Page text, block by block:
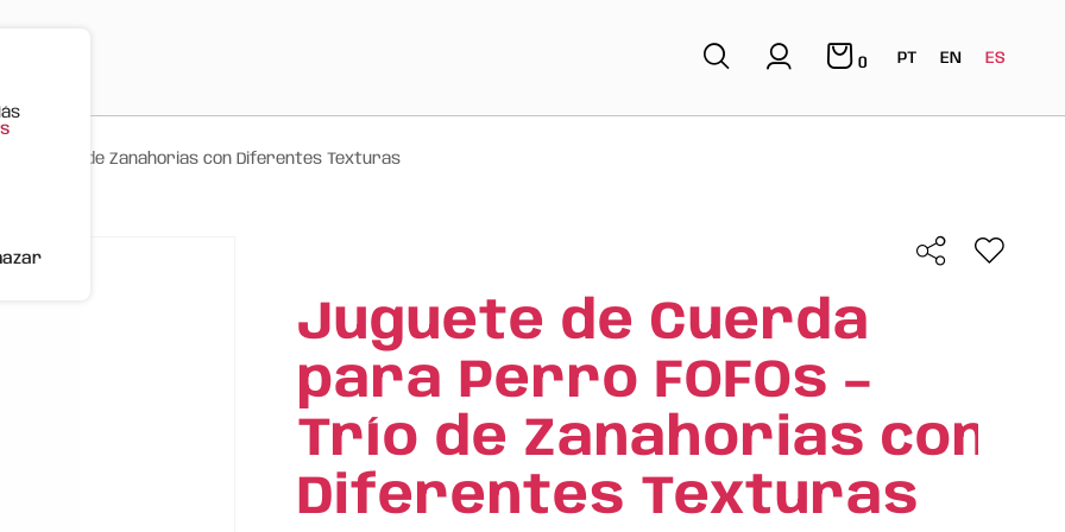
0 PT EN ES
– Trío de Zanahorias con Diferentes Texturas
Juguete de Cuerda
para Perro FOFOs –
Trío de Zanahorias con
Diferentes Texturas